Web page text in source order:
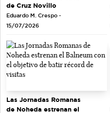
de Cruz Novillo
Eduardo M. Crespo -
15/07/2026
Las Jornadas Romanas
de Noheda estrenan el